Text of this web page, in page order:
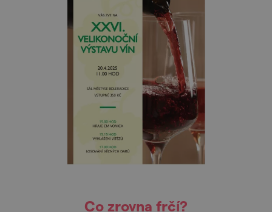
Co zrovna frčí?